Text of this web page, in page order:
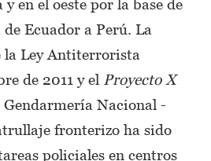
Ecuador a Perú. La
la Ley Antiterrorista
de 2011 y el Proyecto X
Nacional -
fronterizo ha sido
policiales en centros